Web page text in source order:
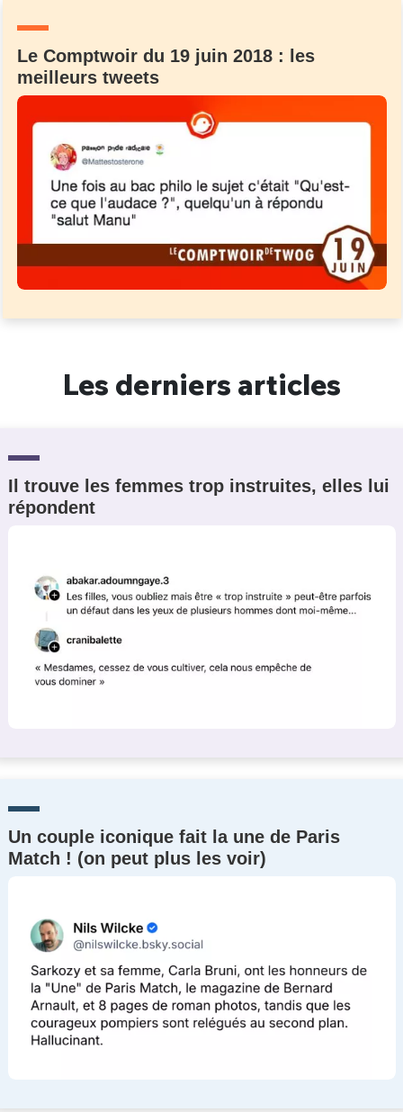
Le Comptwoir du 19 juin 2018 : les
meilleurs tweets
Les derniers articles
Il trouve les femmes trop instruites, elles lui
répondent
Un couple iconique fait la une de Paris
Match ! (on peut plus les voir)
Un Thread
C'EST PARTI